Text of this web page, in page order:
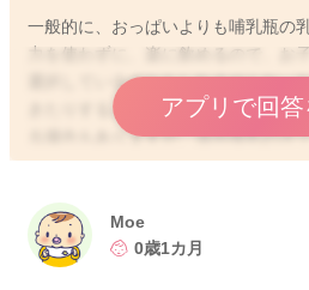
一般的に、おっぱいよりも哺乳瓶の
力を使わずに、楽に飲めるので、お
選択しているのかもしれませんね。
きたりすると、徐々におっぱいが上
る場合もありますが、混合授乳の方
ている可能性もあります。哺乳瓶の
るのだと考えられます。混合授乳の
じように悩まれる方もたくさんいら
アプリで回
Moe
0歳1カ月